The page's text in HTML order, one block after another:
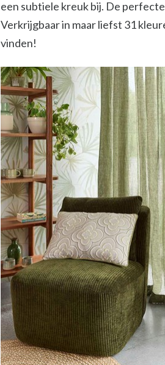
een subtiele kreuk bij. De
Verkrijgbaar in maar liefst 31
vinden!